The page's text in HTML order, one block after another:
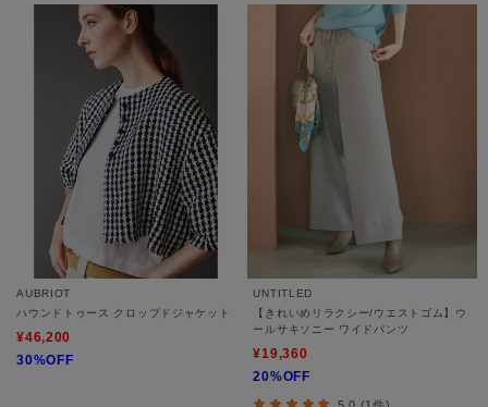
AUBRIOT
ハウンドトゥース クロップドジャケット
¥46,200
30%OFF
UNTITLED
【きれいめリラクシー/ウエストゴム】ウ
ールサキソニー ワイドパンツ
¥19,360
20%OFF